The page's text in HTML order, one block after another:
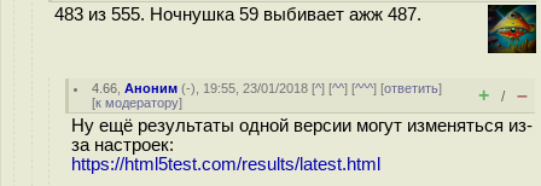
483 из 555. Ночнушка 59 выбивает ажж 487.
4.66 ,Аноним (-), 19:55, 23/01/2018 [^] [^^] [^^^] [ответить]
[к модератору] + / –
Ну ещё результаты одной версии могут изменяться из-
за настроек:
https://html5test.com/results/latest.html